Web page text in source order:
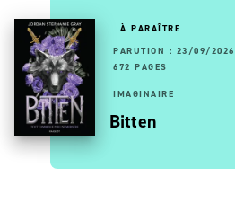
À PARAÎTRE
PARUTION : 23/09/2026
672 PAGES
IMAGINAIRE
Bitten